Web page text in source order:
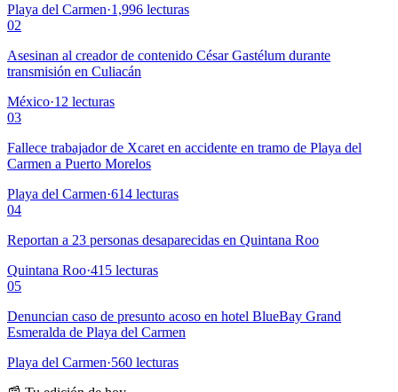
Playa del Carmen·1,996 lecturas
02
Asesinan al creador de contenido César Gastélum durante
transmisión en Culiacán
México·12 lecturas
03
Fallece trabajador de Xcaret en accidente en tramo de Playa del
Carmen a Puerto Morelos
Playa del Carmen·614 lecturas
04
Reportan a 23 personas desaparecidas en Quintana Roo
Quintana Roo·415 lecturas
05
Denuncian caso de presunto acoso en hotel BlueBay Grand
Esmeralda de Playa del Carmen
Playa del Carmen·560 lecturas